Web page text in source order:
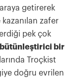
getirerek
zafer
pek çok
bütünleştirici bir
Troçkist
doğru evrilen